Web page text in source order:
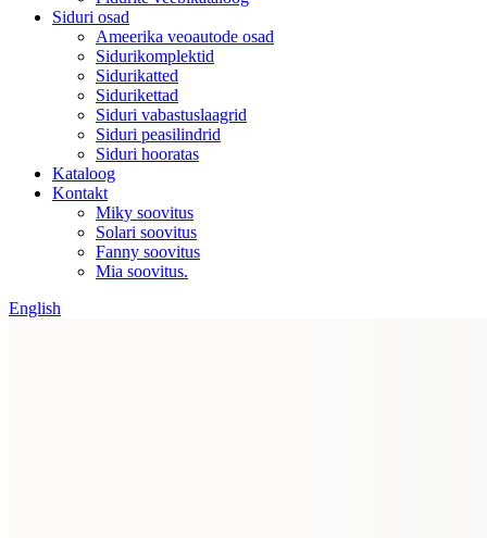
Siduri osad
Ameerika veoautode osad
Sidurikomplektid
Sidurikatted
Sidurikettad
Siduri vabastuslaagrid
Siduri peasilindrid
Siduri hooratas
Kataloog
Kontakt
Miky soovitus
Solari soovitus
Fanny soovitus
Mia soovitus.
English